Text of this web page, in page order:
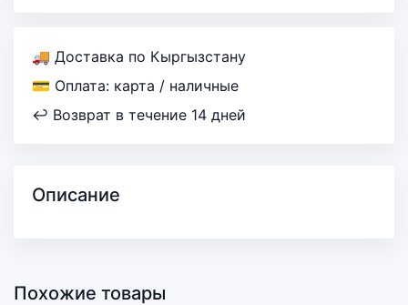
🚚 Доставка по Кыргызстану
💳 Оплата: карта / наличные
↩ Возврат в течение 14 дней
Описание
Похожие товары